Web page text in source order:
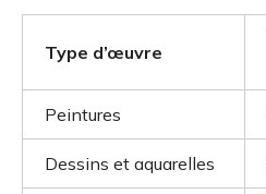
Type d’œuvre
Peintures
Dessins et aquarelles